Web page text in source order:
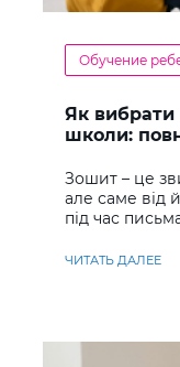
Обучение
Як
школи:
Зошит – це
але саме від
під час
ЧИТАТЬ ДАЛЕЕ